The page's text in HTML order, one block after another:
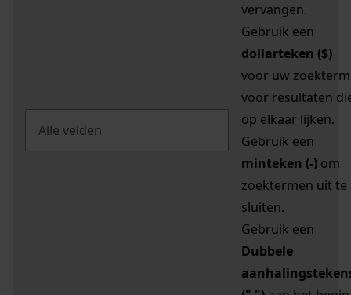
vervangen.
Gebruik een
dollarteken ($)
voor uw zoekterm
voor resultaten
op elkaar lijken.
Gebruik een
minteken (-) om
zoektermen uit te
sluiten.
Gebruik een
Dubbele